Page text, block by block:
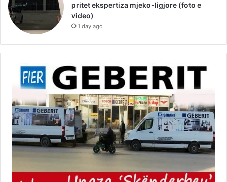
pritet ekspertiza mjeko-ligjore (foto e
video)
1 day ago